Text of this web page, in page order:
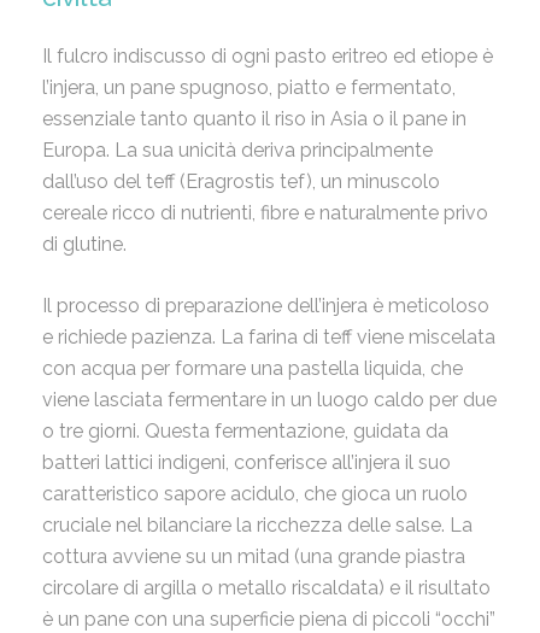
Il fulcro indiscusso di ogni pasto eritreo ed etiope è
l’injera, un pane spugnoso, piatto e fermentato,
essenziale tanto quanto il riso in Asia o il pane in
Europa. La sua unicità deriva principalmente
dall’uso del teff (Eragrostis tef), un minuscolo
cereale ricco di nutrienti, fibre e naturalmente privo
di glutine.
Il processo di preparazione dell’injera è meticoloso
e richiede pazienza. La farina di teff viene miscelata
con acqua per formare una pastella liquida, che
viene lasciata fermentare in un luogo caldo per due
o tre giorni. Questa fermentazione, guidata da
batteri lattici indigeni, conferisce all’injera il suo
caratteristico sapore acidulo, che gioca un ruolo
cruciale nel bilanciare la ricchezza delle salse. La
cottura avviene su un mitad (una grande piastra
circolare di argilla o metallo riscaldata) e il risultato
è un pane con una superficie piena di piccoli “occhi”